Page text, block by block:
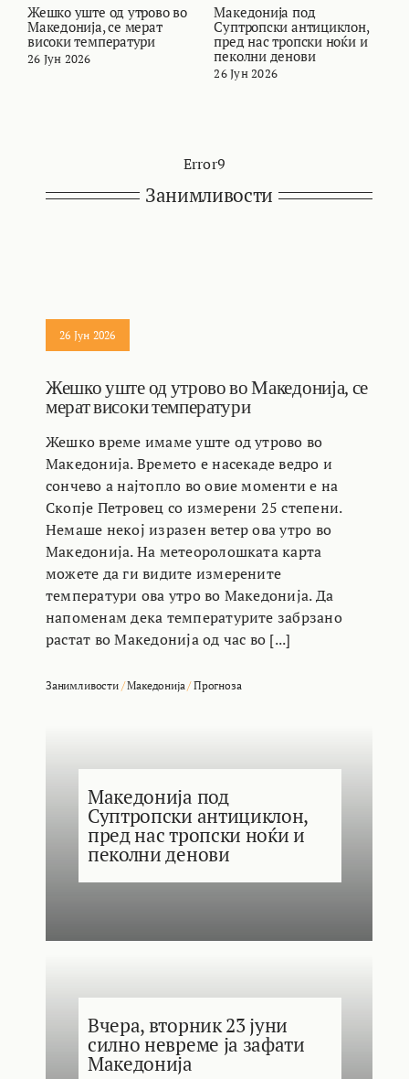
Жешко уште од утрово во
Македонија, се мерат
високи температури
26 Јун 2026
Македонија под
Суптропски антициклон,
пред нас тропски ноќи и
пеколни денови
26 Јун 2026
Error9
Занимливости
26 Јун 2026
Жешко уште од утрово во Македонија, се
мерат високи температури
Жешко време имаме уште од утрово во
Македонија. Времето е насекаде ведро и
сончево а најтопло во овие моменти е на
Скопје Петровец со измерени 25 степени.
Немаше некој изразен ветер ова утро во
Македонија. На метеоролошката карта
можете да ги видите измерените
температури ова утро во Македонија. Да
напоменам дека температурите забрзано
растат во Македонија од час во [...]
Занимливости/Македонија/Прогноза
Македонија под
Суптропски антициклон,
пред нас тропски ноќи и
пеколни денови
Вчера, вторник 23 јуни
силно невреме ја зафати
Македонија